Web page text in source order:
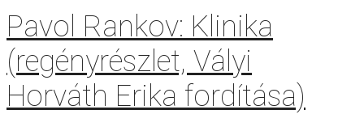
Pavol Rankov: Klinika
(regényrészlet, Vályi
Horváth Erika fordítása)